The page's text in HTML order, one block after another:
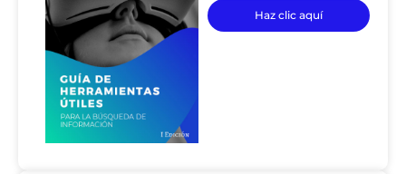
Haz clic aquí